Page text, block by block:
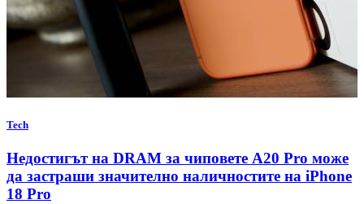
Tech
Недостигът на DRAM за чиповете A20 Pro може
да застраши значително наличностите на iPhone
18 Pro